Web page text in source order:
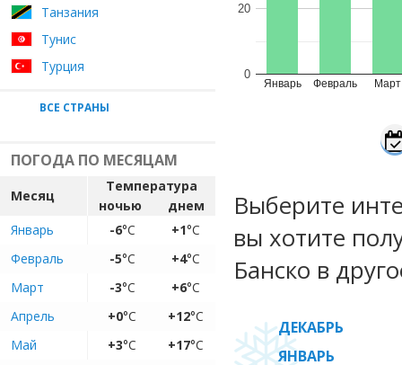
Танзания
Тунис
Турция
ВСЕ СТРАНЫ
ПОГОДА ПО МЕСЯЦАМ
Месяц
Температура
ночью
днем
Январь
-6°C +1°C
Февраль
-5°C +4°C
Март
-3°C +6°C
Апрель
+0°C +12°C
Май
+3°C +17°C
Январь Февраль Март
0
20
Выберите
вы хотите
Банско в
ДЕКАБРЬ
ЯНВАРЬ